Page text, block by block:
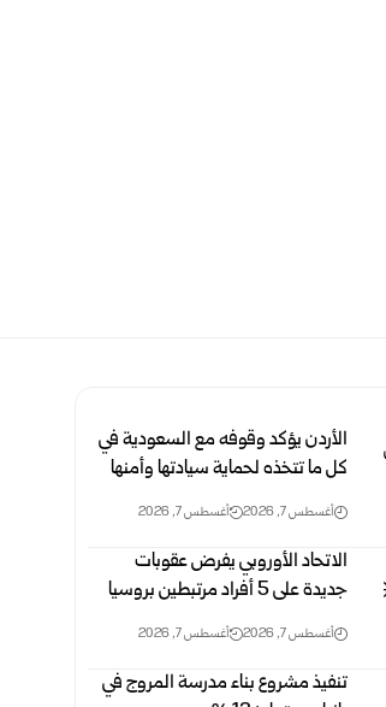
الأردن يؤكد وقوفه مع السعودية في
كل ما تتخذه لحماية سيادتها وأمنها
أغسطس 7, 2026 أغسطس 7, 2026
الاتحاد الأوروبي يفرض عقوبات
جديدة على 5 أفراد مرتبطين بروسيا
أغسطس 7, 2026 أغسطس 7, 2026
تنفيذ مشروع بناء مدرسة المروج في